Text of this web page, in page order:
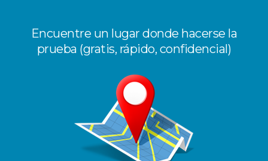
Encuentre un lugar donde hacerse la
prueba (gratis, rápido, confidencial)